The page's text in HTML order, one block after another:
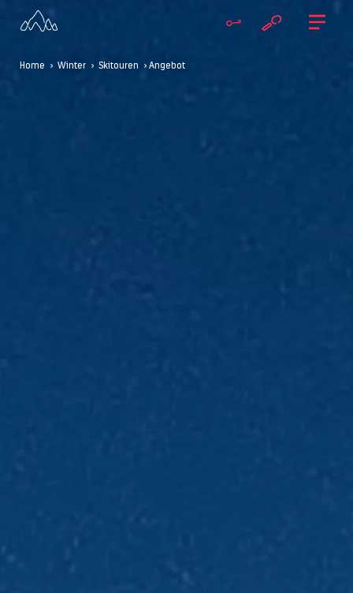
Home > Winter > Skitouren > Angebot